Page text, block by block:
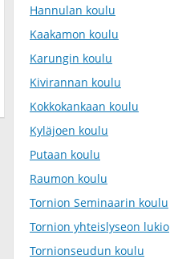
Hannulan koulu
Kaakamon koulu
Karungin koulu
Kivirannan koulu
Kokkokankaan koulu
Kyläjoen koulu
Putaan koulu
Raumon koulu
Tornion Seminaarin koulu
Tornion yhteislyseon lukio
Tornionseudun koulu